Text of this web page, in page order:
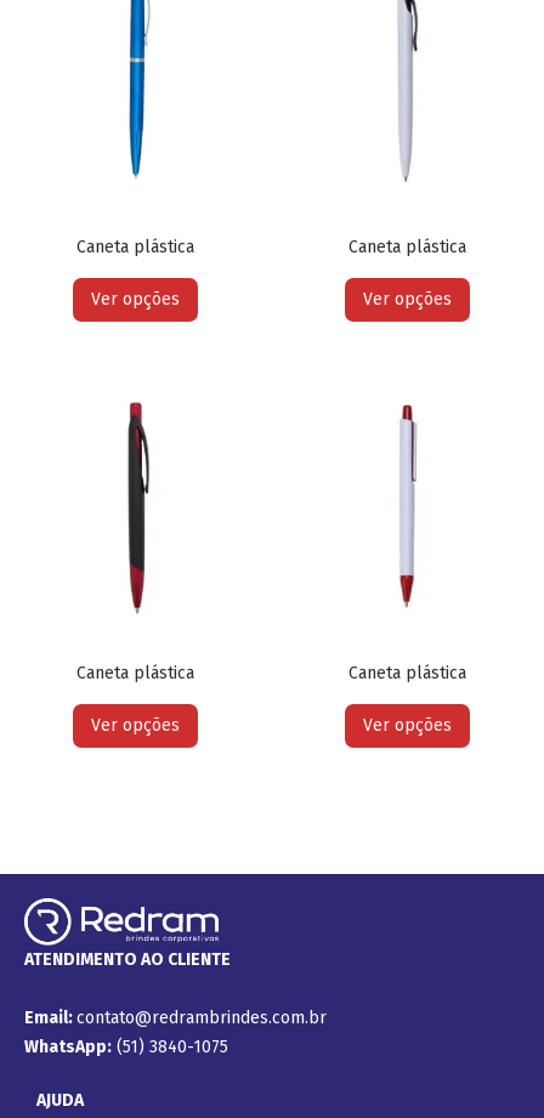
Caneta plástica
Ver opções
Caneta plástica
Ver opções
Caneta plástica
Ver opções
Caneta plástica
Ver opções
ATENDIMENTO AO CLIENTE
Email:contato@redrambrindes.com.br
WhatsApp: (51) 3840-1075
AJUDA